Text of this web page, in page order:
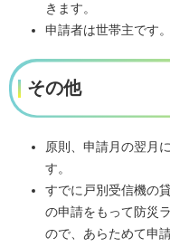
きます。
申請者は世帯主です。
その他
原則、申請月の翌月
す。
すでに戸別受信機の
の申請をもって防災
ので、あらためて申